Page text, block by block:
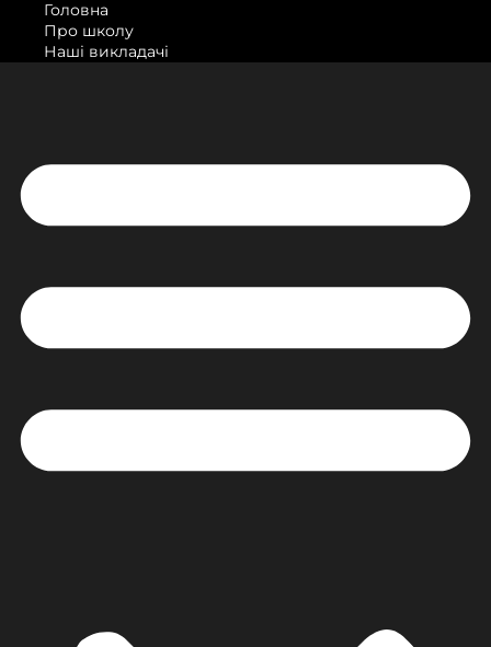
Головна
Про школу
Наші викладачі